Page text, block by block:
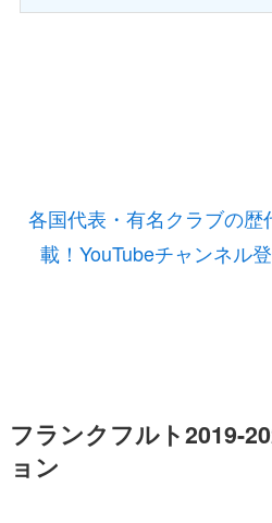
各国代表・有名クラブの
載！YouTubeチャンネル
フランクフルト2019-
ョン